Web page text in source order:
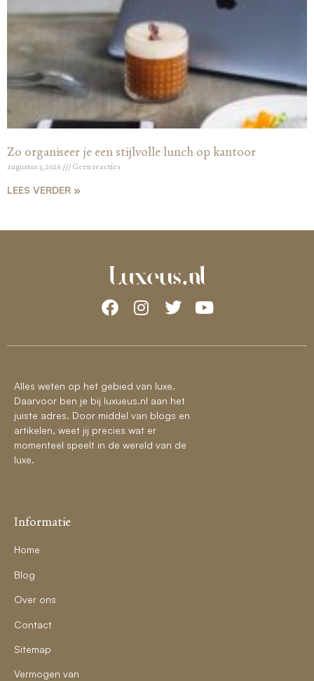
Zo organiseer je een stijlvolle lunch op kantoor
augustus 3, 2026 Geen reacties
LEES VERDER »
Alles weten op het gebied van luxe.
Daarvoor ben je bij luxueus.nl aan het
juiste adres. Door middel van blogs en
artikelen, weet jij precies wat er
momenteel speelt in de wereld van de
luxe.
Informatie
Home
Blog
Over ons
Contact
Sitemap
Vermogen van